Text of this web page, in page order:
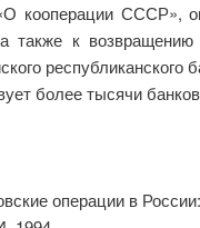
кооперации СССР»,
а также к
более тысячи
операции в